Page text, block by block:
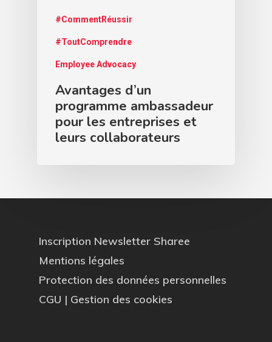
#CommentRéussir
#ToutComprendre
Employee Advocacy
Avantages d’un
programme ambassadeur
pour les entreprises et
leurs collaborateurs
Inscription Newsletter Sharee
Mentions légales
Protection des données personnelles
CGU | Gestion des cookies